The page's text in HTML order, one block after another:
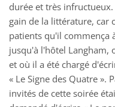
durée et très
gain de la littérature, car
patients qu'il commença
jusqu'à l'hôtel Langham,
et où il a été chargé
« Le Signe des Quatre ».
invités de cette soirée